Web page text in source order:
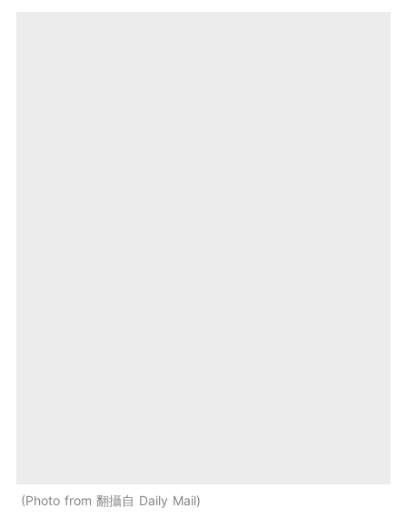
Photo from 翻攝自 Daily Mail